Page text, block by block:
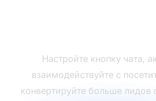
Настройте кнопку чата,
взаимодействуйте с
конвертируйте больше